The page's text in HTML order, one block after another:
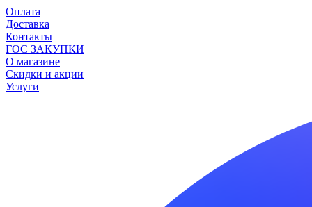
Оплата
Доставка
Контакты
ГОС ЗАКУПКИ
О магазине
Скидки и акции
Услуги